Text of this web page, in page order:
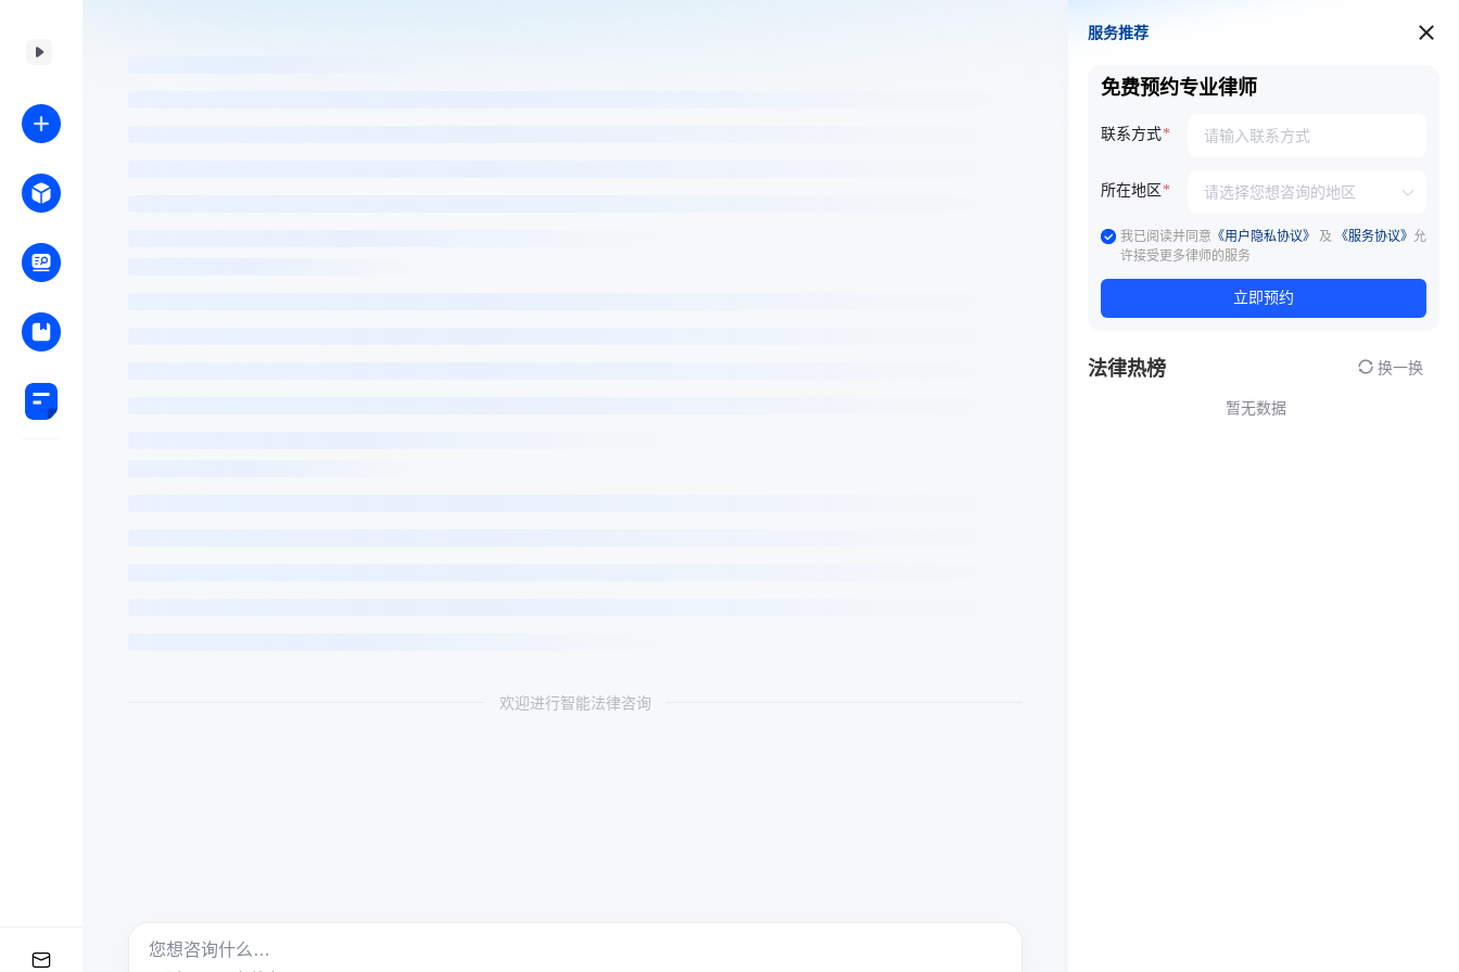
欢迎进行智能法律咨询
服务推荐
服务推荐
免费预约专业律师
联系方式
所在地区
我已阅读并同意 《用户隐私协议》 及 《服务协议》 允
许接受更多律师的服务
立即预约
法律热榜 换一换
暂无数据